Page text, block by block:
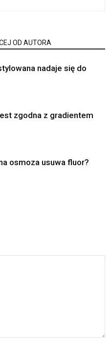
OD AUTORA
nadaje się do
zgodna z gradientem
osmoza usuwa fluor?